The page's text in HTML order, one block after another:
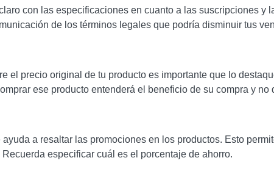
con las especificaciones en cuanto a las suscripciones
de los términos legales que podría disminuir tus
el precio original de tu producto es importante que lo
ese producto entenderá el beneficio de su compra y no
a resaltar las promociones en los productos. Esto
especificar cuál es el porcentaje de ahorro.